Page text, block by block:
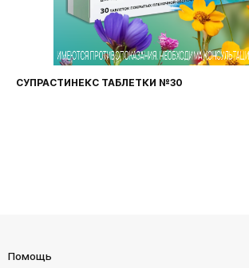
СУПРАСТИНЕКС ТАБЛЕТКИ №30
Помощь